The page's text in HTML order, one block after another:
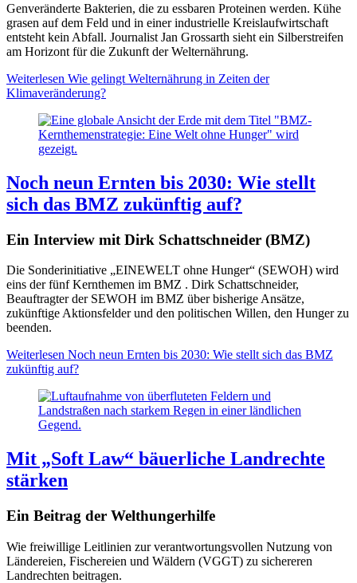
Genveränderte Bakterien, die zu essbaren Proteinen werden. Kühe
grasen auf dem Feld und in einer industrielle Kreislaufwirtschaft
entsteht kein Abfall. Journalist Jan Grossarth sieht ein Silberstreifen
am Horizont für die Zukunft der Welternährung.
Weiterlesen Wie gelingt Welternährung in Zeiten der
Klimaveränderung?
Noch neun Ernten bis 2030: Wie stellt
sich das BMZ zukünftig auf?
Ein Interview mit Dirk Schattschneider (BMZ)
Die Sonderinitiative „EINEWELT ohne Hunger“ (SEWOH) wird
eins der fünf Kernthemen im BMZ . Dirk Schattschneider,
Beauftragter der SEWOH im BMZ über bisherige Ansätze,
zukünftige Aktionsfelder und den politischen Willen, den Hunger zu
beenden.
Weiterlesen Noch neun Ernten bis 2030: Wie stellt sich das BMZ
zukünftig auf?
Mit „Soft Law“ bäuerliche Landrechte
stärken
Ein Beitrag der Welthungerhilfe
Wie freiwillige Leitlinien zur verantwortungsvollen Nutzung von
Ländereien, Fischereien und Wäldern (VGGT) zu sichereren
Landrechten beitragen.